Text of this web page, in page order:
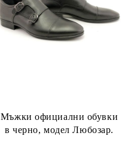
Мъжки официални обувки
в черно, модел Любозар.